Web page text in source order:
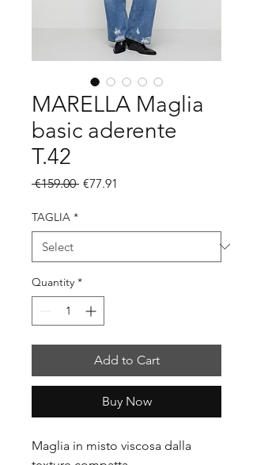
MARELLA Maglia
basic aderente
T.42
€159.00 Regular
€77.91
TAGLIA *
Quantity *
Add to Cart
Buy Now
Maglia in misto viscosa dalla